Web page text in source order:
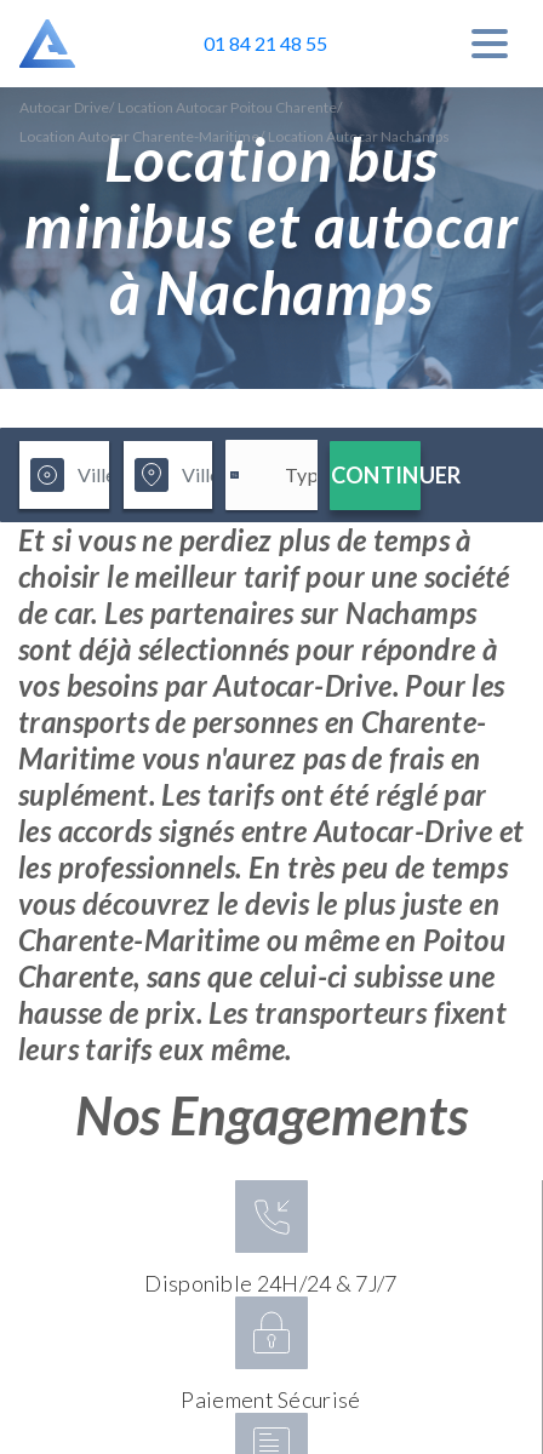
01 84 21 48 55
Autocar Drive/ Location Autocar Poitou Charente/
Location Autocar Charente-Maritime/ Location Autocar Nachamps
Location bus
minibus et autocar
à Nachamps
CONTINUER
Et si vous ne perdiez plus de temps à
choisir le meilleur tarif pour une société
de car. Les partenaires sur Nachamps
sont déjà sélectionnés pour répondre à
vos besoins par Autocar-Drive. Pour les
transports de personnes en Charente-
Maritime vous n'aurez pas de frais en
suplément. Les tarifs ont été réglé par
les accords signés entre Autocar-Drive et
les professionnels. En très peu de temps
vous découvrez le devis le plus juste en
Charente-Maritime ou même en Poitou
Charente, sans que celui-ci subisse une
hausse de prix. Les transporteurs fixent
leurs tarifs eux même.
Nos Engagements
Disponible 24H/24 & 7J/7
Paiement Sécurisé